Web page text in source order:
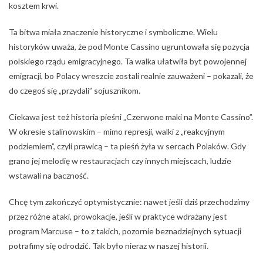
kosztem krwi.
Ta bitwa miała znaczenie historyczne i symboliczne. Wielu
historyków uważa, że pod Monte Cassino ugruntowała się pozycja
polskiego rządu emigracyjnego. Ta walka ułatwiła byt powojennej
emigracji, bo Polacy wreszcie zostali realnie zauważeni – pokazali, że
do czegoś się „przydali” sojusznikom.
Ciekawa jest też historia pieśni „Czerwone maki na Monte Cassino”.
W okresie stalinowskim – mimo represji, walki z „reakcyjnym
podziemiem”, czyli prawicą – ta pieśń żyła w sercach Polaków. Gdy
grano jej melodię w restauracjach czy innych miejscach, ludzie
wstawali na baczność.
Chcę tym zakończyć optymistycznie: nawet jeśli dziś przechodzimy
przez różne ataki, prowokacje, jeśli w praktyce wdrażany jest
program Marcuse – to z takich, pozornie beznadziejnych sytuacji
potrafimy się odrodzić. Tak było nieraz w naszej historii.